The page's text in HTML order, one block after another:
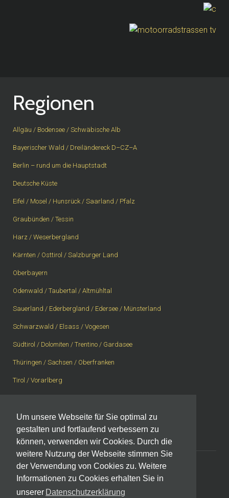
Um unsere Webseite für Sie optimal zu
gestalten und fortlaufend verbessern zu
können, verwenden wir Cookies. Durch die
weitere Nutzung der Webseite stimmen Sie
der Verwendung von Cookies zu. Weitere
Informationen zu Cookies erhalten Sie in
unserer Datenschutzerklärung
Regionen
Allgäu / Bodensee / Schwäbische Alb
Bayerischer Wald / Dreiländereck D–CZ–A
Berlin – rund um die Hauptstadt
Deutsche Küste
Eifel / Mosel / Hunsrück / Saarland / Pfalz
Graubünden / Tessin
Harz / Weserbergland
Kärnten / Osttirol / Salzburger Land
Oberbayern
Odenwald / Taubertal / Altmühltal
Sauerland / Ederbergland / Edersee / Münsterland
Schwarzwald / Elsass / Vogesen
Südtirol / Dolomiten / Trentino / Gardasee
Thüringen / Sachsen / Oberfranken
Tirol / Vorarlberg
Westerwald / Rheingau / Taunus
Westschweiz, Wallis, Berner Oberland
Impressum|Datenschutzerklärung